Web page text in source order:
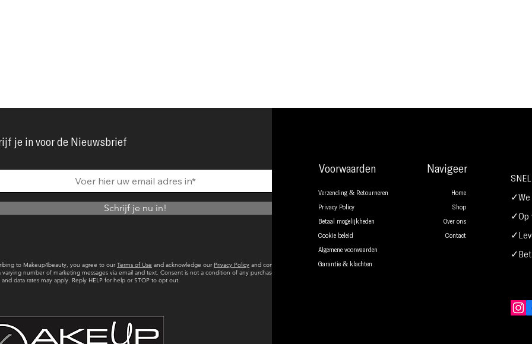
je in voor de Nieuwsbrief
Schrijf je nu in!
to Makeup4beauty, you agree to ourTerms of Use and acknowledge our Privacy Policy and consent to
varying number of marketing messages via email and text. Consent is not a condition of any purchase.
and data rates may apply. Reply HELP for help or STOP to opt out.
Voorwaarden
Verzending & Retourneren
Privacy Policy
Betaal mogelijkheden
Cookie beleid
Algemene voorwaarden
Garantie & klachten
Navigeer
Home
Shop
Over ons
Contact
✓We
✓Op